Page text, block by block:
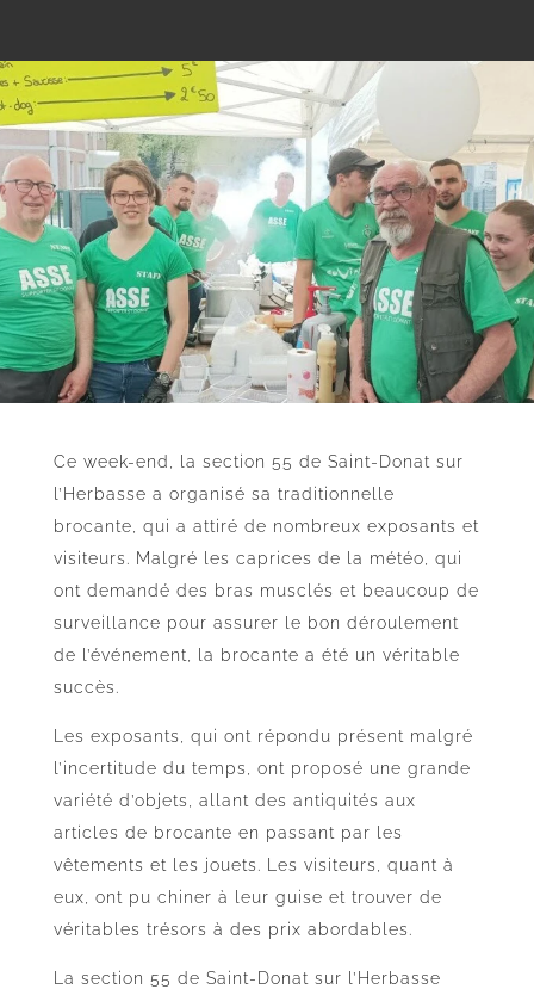
Ce week-end, la section 55 de Saint-Donat sur
l’Herbasse a organisé sa traditionnelle
brocante, qui a attiré de nombreux exposants et
visiteurs. Malgré les caprices de la météo, qui
ont demandé des bras musclés et beaucoup de
surveillance pour assurer le bon déroulement
de l’événement, la brocante a été un véritable
succès.
Les exposants, qui ont répondu présent malgré
l’incertitude du temps, ont proposé une grande
variété d’objets, allant des antiquités aux
articles de brocante en passant par les
vêtements et les jouets. Les visiteurs, quant à
eux, ont pu chiner à leur guise et trouver de
véritables trésors à des prix abordables.
La section 55 de Saint-Donat sur l’Herbasse